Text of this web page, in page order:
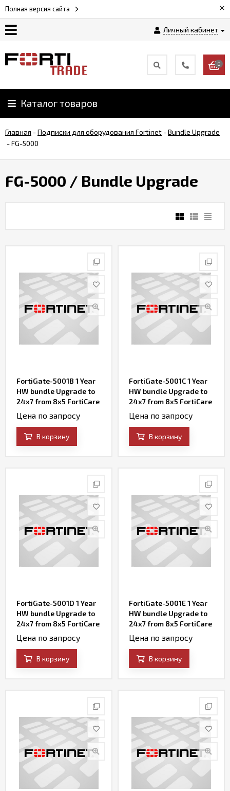
Полная версия сайта ×
Личный кабинет
Как
Доставка
0
Каталог товаров
Главная -Подписки для оборудования Fortinet -Bundle Upgrade
-FG-5000
FG-5000 / Bundle Upgrade
FortiGate-5001B 1 Year
HW bundle Upgrade to
24x7 from 8x5 FortiCare
Contract
Цена по запросу
В корзину
FortiGate-5001C 1 Year
HW bundle Upgrade to
24x7 from 8x5 FortiCare
Contract
Цена по запросу
В корзину
FortiGate-5001D 1 Year
HW bundle Upgrade to
24x7 from 8x5 FortiCare
Contract
Цена по запросу
В корзину
FortiGate-5001E 1 Year
HW bundle Upgrade to
24x7 from 8x5 FortiCare
Contract
Цена по запросу
В корзину